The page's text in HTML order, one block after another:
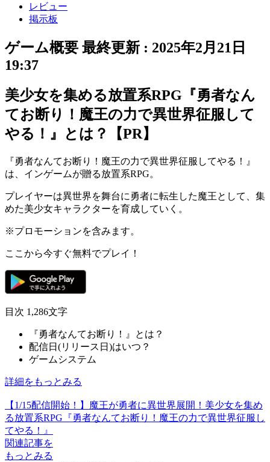
レビュー
掲示板
ゲーム概要 最終更新 : 2025年2月21日
19:37
美少女を集める放置系RPG『勇者なん
てお断り！魔王の力で異世界征服して
やる！』とは？【PR】
『勇者なんてお断り！魔王の力で異世界征服してやる！
』
は、インゲームが贈る放置系RPG。
プレイヤーは異世界を舞台に勇者に転生した魔王として、集
めた美少女キャラクターを育成していく。
※プロモーションを含みます。
ここから今すぐ無料でプレイ！
目次 1,286文字
『勇者なんてお断り！』とは？
配信日(リリース日)はいつ？
ゲームシステム
詳細をもっとみる
【1/15配信開始！】魔王が勇者に異世界展開！美少女を集め
る放置系RPG『勇者なんてお断り！魔王の力で異世界征服し
てやる！』
関連記事を
もっとみる